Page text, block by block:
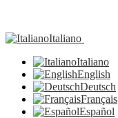
Italiano
Italiano
English
Deutsch
Français
Español